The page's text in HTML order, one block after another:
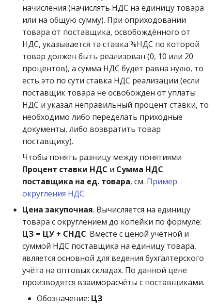
начисления (начислять НДС на единицу товара
или на общую сумму). При оприходовании
товара от поставщика, освобождённого от
НДС, указывается та ставка %НДС по которой
товар должен быть реализован (0, 10 или 20
процентов), а сумма НДС будет равна нулю, то
есть это по сути ставка НДС реализации (если
поставщик товара не освобождён от уплаты
НДС и указал неправильный процент ставки, то
необходимо либо переделать приходные
документы, либо возвратить товар
поставщику).
Чтобы понять разницу между понятиями
Процент ставки НДС и Сумма НДС
поставщика на ед. товара, см. Пример
округления НДС.
Цена закупочная. Вычисляется на единицу
товара с округлением до копейки по формуле:
ЦЗ = ЦУ + СНДС. Вместе с ценой учётной и
суммой НДС поставщика на единицу товара,
является основной для ведения бухгалтерского
учёта на оптовых складах. По данной цене
производятся взаиморасчёты с поставщиками.
Обозначение: ЦЗ